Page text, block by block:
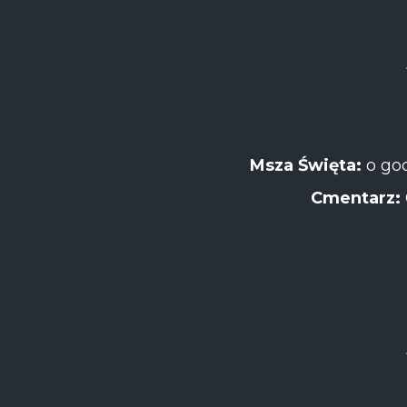
Msza Święta: o
Cmentarz: